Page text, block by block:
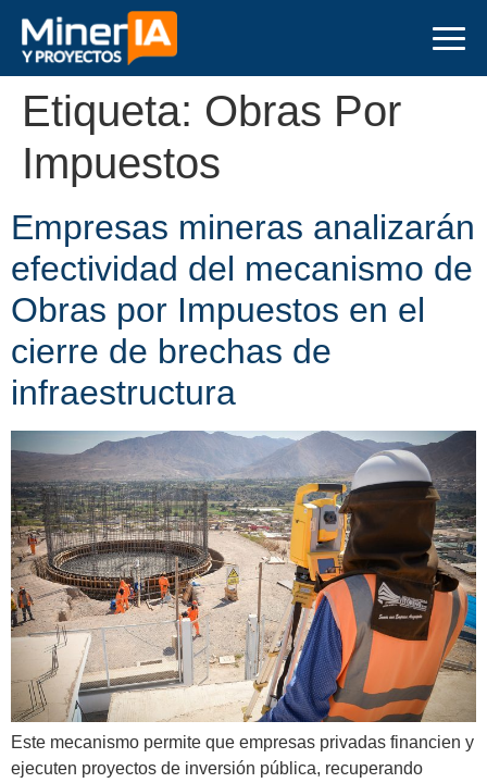
Etiqueta: Obras Por
Impuestos
Empresas mineras analizarán
efectividad del mecanismo de
Obras por Impuestos en el
cierre de brechas de
infraestructura
Este mecanismo permite que empresas privadas financien y
ejecuten proyectos de inversión pública, recuperando